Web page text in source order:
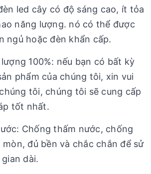
led cây có độ sáng cao, ít tỏa
năng lượng. nó có thể được
ngủ hoặc đèn khẩn cấp.
100%: nếu bạn có bất kỳ
phẩm của chúng tôi, xin vui
tôi, chúng tôi sẽ cung cấp
tốt nhất.
Chống thấm nước, chống
đủ bền và chắc chắn để sử
dài.